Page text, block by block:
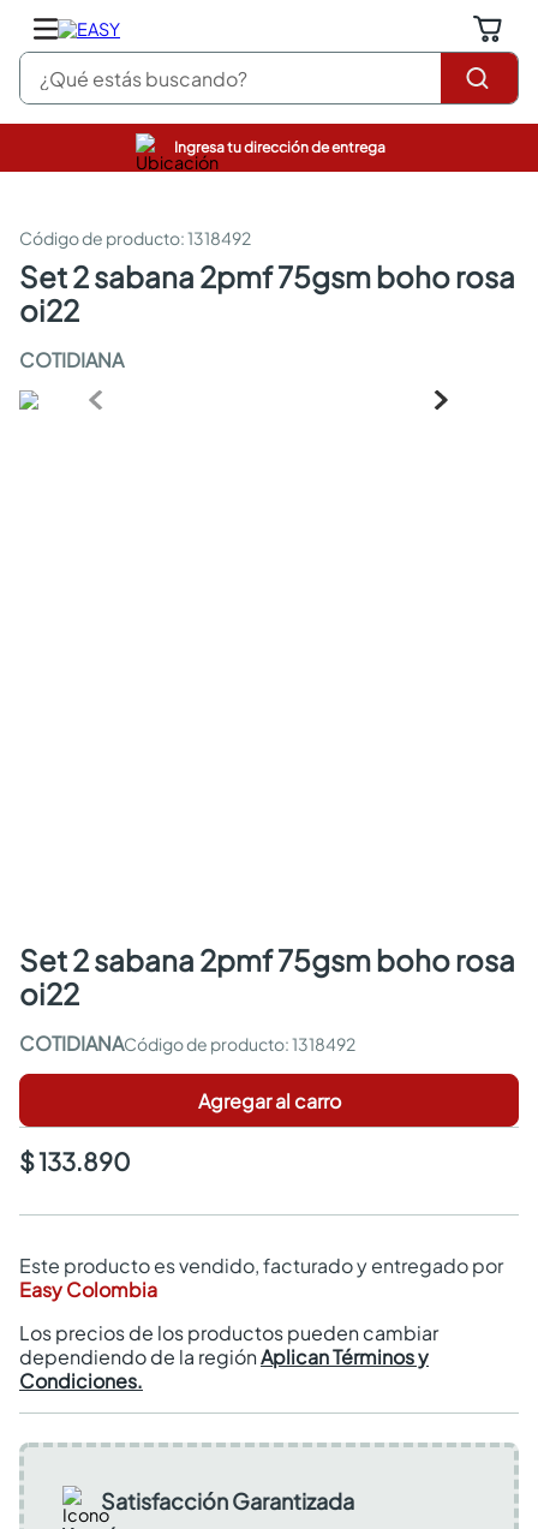
¿Qué estás buscando?
Ingresa tu dirección de entrega
:1318492
set 2 sabana 2pmf 75gsm boho rosa
oi22
COTIDIANA
set 2 sabana 2pmf 75gsm boho rosa
oi22
COTIDIANA :1318492
Agregar al carro
$ 133.890
Este producto es vendido, facturado y entregado por
Easy Colombia
Los precios de los productos pueden cambiar
dependiendo de la regiónAplican Términos y
Condiciones.
Satisfacción Garantizada
pinturas
sanitarios
comedor
escritorio
comedores
armarios closet